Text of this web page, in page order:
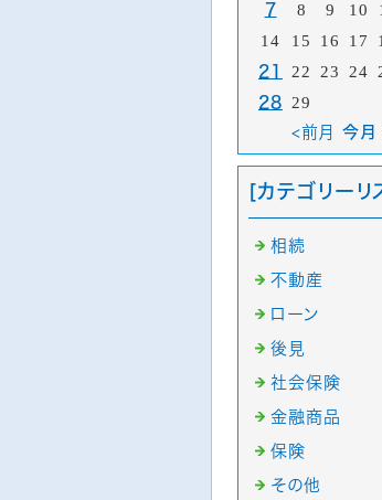
7 8 9 10
14 15 16 17
21 22 23 24
28 29
<前月 今月
[カテゴリーリ
相続
不動産
ローン
後見
社会保険
金融商品
保険
その他